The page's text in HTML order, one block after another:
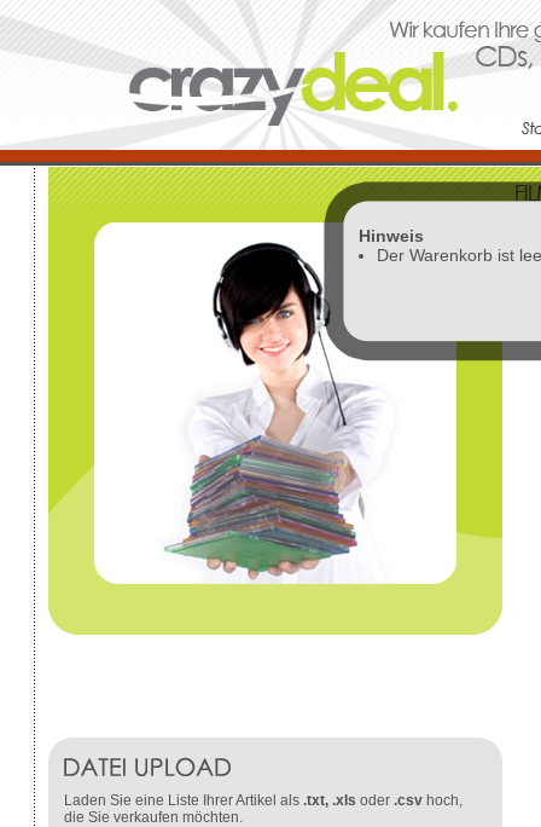
Hinweis
Der Warenkorb ist
Laden Sie eine Liste Ihrer Artikel als .txt, .xls oder .csv hoch,
die Sie verkaufen möchten.